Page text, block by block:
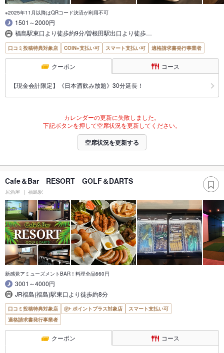
※2025年11月以降はQRコード決済が利用不可
1501～2000円
福島駅東口より徒歩約9分/曽根田駅出口より徒歩…
口コミ投稿特典対象店 COIN+支払い可 スマート支払い可 適格請求書発行事業者
クーポン コース
【現金会計限定】《日本酒飲み放題》30分延長！
カレンダーの更新に失敗しました。
下記ボタンを押して空席状況を更新してください。
空席状況を更新する
Cafe＆Bar RESORT GOLF＆DARTS
居酒屋 福島駅
新感覚アミューズメントBAR！料理全品660円
3001～4000円
JR福島(福島)駅東口より徒歩約8分
口コミ投稿特典対象店 ポイントプラス対象店
スマート支払い可
適格請求書発行事業者
クーポン コース